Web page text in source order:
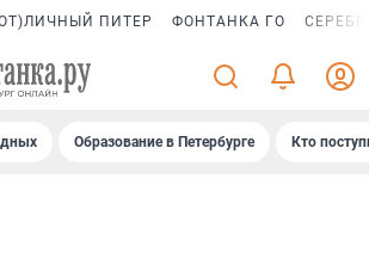
ПИТЕР ФОНТАНКА ГО
Образование в Петербурге Кто